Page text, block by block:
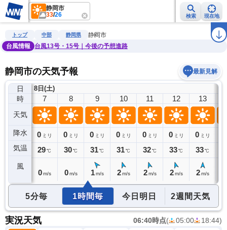
静岡市
33/26 検索 現在地
雨雲レーダー 台風情報 地震情報 ラ
トップ 中部 静岡県
静岡市
台風情報
台風13号・15号｜今後の予想進路
静岡市の天気予報 最新見解
日
時
天気
降水
気温
風
8日(土)
6
0ミリ
27℃
7
0 ミリ
29℃
0 m/s
8
0 ミリ
30℃
0 m/s
9
0 ミリ
31℃
1 m/s
10
0 ミリ
31℃
2 m/s
11
0 ミリ
32℃
2 m/s
12
0 ミリ
33℃
2 m/s
13
0 ミリ
33℃
2 m/s
5分毎 1時間毎 今日明日 2週間天気
実況天気 06:40時点( 05:00 18:44)